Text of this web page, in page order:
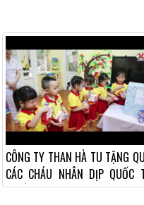
CÔNG TY THAN HÀ TU TẶNG
CÁC CHÁU NHÂN DỊP QUỐC
THIẾU NHI 1/6